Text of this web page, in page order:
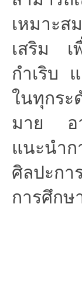
เหมาะ
เสริม เ
กำเริบ
ในทุกร
มาย อ
แนะนำก
ศิลปะกา
การศึกษ